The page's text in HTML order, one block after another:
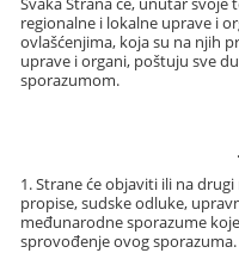
regionalne i lokalne uprave i
ovlašćenjima, koja su na njih
uprave i organi, poštuju sve
sporazumom.
1. Strane će objaviti ili na
propise, sudske odluke,
međunarodne sporazume
sprovođenje ovog sporazuma.